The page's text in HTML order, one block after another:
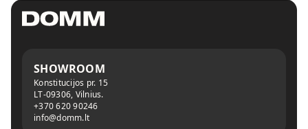
SHOWROOM
Konstitucijos pr. 15
LT-09306, Vilnius.
+370 620 90246
info@domm.lt